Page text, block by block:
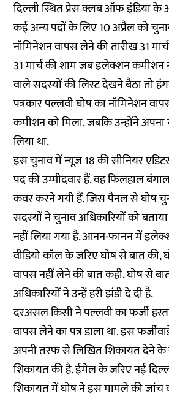
दिल्ली स्थित प्रेस क्लब ऑफ इंडिया के
कई अन्य पदों के लिए 10 अप्रैल को
नॉमिनेशन वापस लेने की तारीख 31
31 मार्च की शाम जब इलेक्शन
वाले सदस्यों की लिस्ट देखने बैठा तो
पत्रकार पल्लवी घोष का नॉमिनेशन
कमीशन को मिला. जबकि उन्होंने अपना
लिया था.
इस चुनाव में न्यूज़ 18 की सीनियर
पद की उम्मीदवार हैं. वह फिलहाल
कवर करने गयी हैं. जिस पैनल से घोष
सदस्यों ने चुनाव अधिकारियों को
नहीं लिया गया है. आनन-फानन में
वीडियो कॉल के जरिए घोष से बात की,
वापस नहीं लेने की बात कही. घोष से
अधिकारियों ने उन्हें हरी झंडी दे दी है.
दरअसल किसी ने पल्लवी का फर्जी
वापस लेने का पत्र डाला था. इस
अपनी तरफ से लिखित शिकायत देने
शिकायत की है. ईमेल के जरिए नई
शिकायत में घोष ने इस मामले की जांच